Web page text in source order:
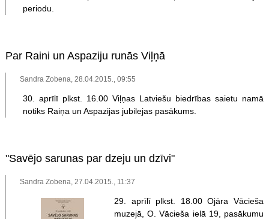
periodu.
Par Raini un Aspaziju runās Viļņā
Sandra Zobena, 28.04.2015., 09:55
30. aprīlī plkst. 16.00 Viļņas Latviešu biedrības saietu namā
notiks Raiņa un Aspazijas jubilejas pasākums.
"Savējo sarunas par dzeju un dzīvi"
Sandra Zobena, 27.04.2015., 11:37
29. aprīlī plkst. 18.00 Ojāra Vācieša
muzejā, O. Vācieša ielā 19, pasākumu